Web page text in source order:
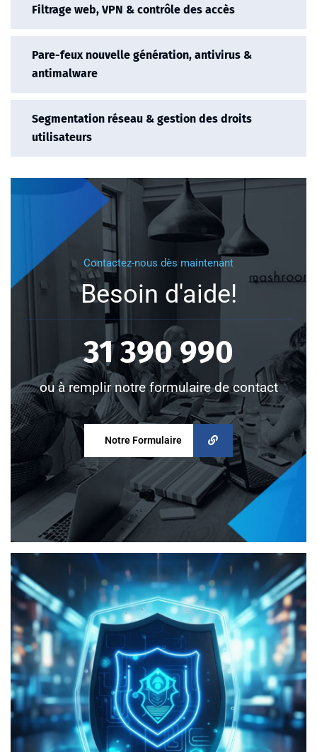
Filtrage web, VPN & contrôle des accès
Pare-feux nouvelle génération, antivirus &
antimalware
Segmentation réseau & gestion des droits
utilisateurs
Contactez-nous dès maintenant
Besoin d'aide!
31 390 990
ou à remplir notre formulaire de contact
Notre Formulaire